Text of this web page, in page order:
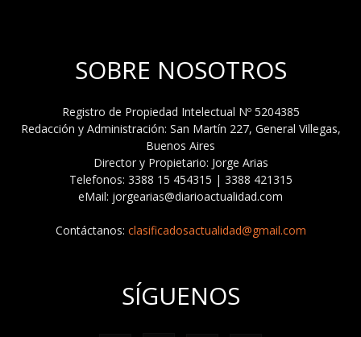
SOBRE NOSOTROS
Registro de Propiedad Intelectual Nº 5204385
Redacción y Administración: San Martín 227, General Villegas,
Buenos Aires
Director y Propietario: Jorge Arias
Telefonos: 3388 15 454315 | 3388 421315
eMail: jorgearias@diarioactualidad.com
Contáctanos: clasificadosactualidad@gmail.com
SÍGUENOS